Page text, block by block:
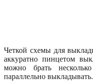
Четкой схемы для
аккуратно пинцетом
можно брать
параллельно выкладывать.